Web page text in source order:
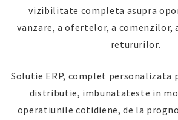
vizibilitate completa asupra
vanzare, a ofertelor, a comenzilor,
retururilor.
Solutie ERP, complet personalizata
distributie, imbunatateste in
operatiunile cotidiene, de la